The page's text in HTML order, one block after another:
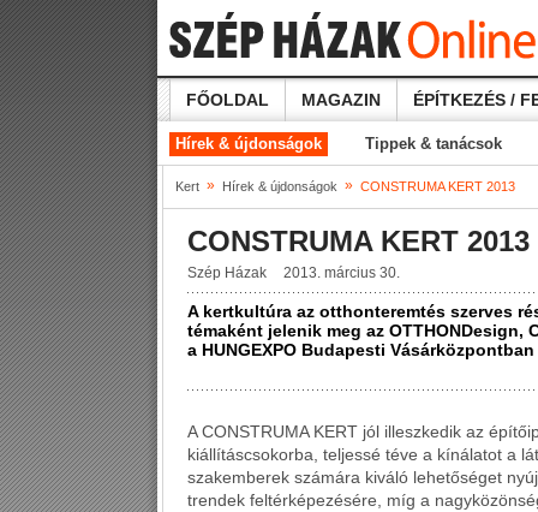
FŐOLDAL MAGAZIN ÉPÍTKEZÉS /
Hírek & újdonságok Tippek & tanácsok
Kert » Hírek & újdonságok » CONSTRUMA KERT 2013
CONSTRUMA KERT 2013
Szép Házak 2013. március 30.
A kertkultúra az otthonteremtés szerves
témaként jelenik meg az OTTHONDesign,
a HUNGEXPO Budapesti
A CONSTRUMA KERT jól illeszkedik az
kiállításcsokorba, teljessé téve a kínálatot a
szakemberek számára kiváló lehetőséget
trendek feltérképezésére, míg a